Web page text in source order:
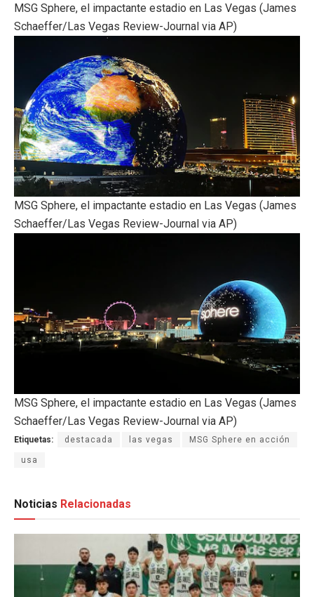
MSG Sphere, el impactante estadio en Las Vegas (James
Schaeffer/Las Vegas Review-Journal via AP)
MSG Sphere, el impactante estadio en Las Vegas (James
Schaeffer/Las Vegas Review-Journal via AP)
MSG Sphere, el impactante estadio en Las Vegas (James
Schaeffer/Las Vegas Review-Journal via AP)
Etiquetas: destacada las vegas MSG Sphere en acción
usa
Noticias Relacionadas